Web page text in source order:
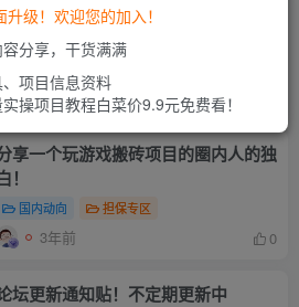
副业测评】 售价5980 的升级玩法，
原创推文，小白也能日赚300+
3年前
享一个玩游戏搬砖项目的圈内人的独
！
国内动向 担保专区
3年前 0
坛更新通知贴！不定期更新中
级！欢迎您的加入！
分享，干货满满
项目信息资料
操项目教程白菜价9.9元免费看！